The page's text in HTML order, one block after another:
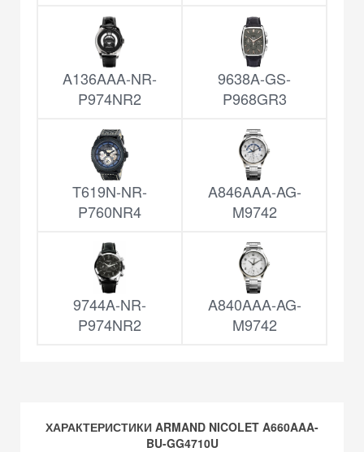
A136AAA-NR-
P974NR2
9638A-GS-
P968GR3
T619N-NR-
P760NR4
A846AAA-AG-
M9742
9744A-NR-
P974NR2
A840AAA-AG-
M9742
ХАРАКТЕРИСТИКИ ARMAND NICOLET A660AAA-
BU-GG4710U